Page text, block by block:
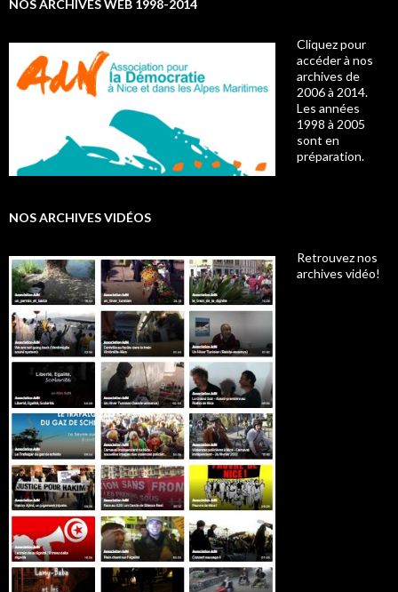
NOS ARCHIVES WEB 1998-2014
Cliquez pour
accéder à nos
archives de
2006 à 2014.
Les années
1998 à 2005
sont en
préparation.
NOS ARCHIVES VIDÉOS
Retrouvez nos
archives vidéo!